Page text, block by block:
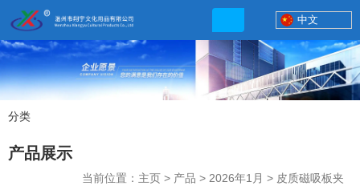
联系电话
中文
分类
产品展示
当前位置：主页 > 产品 > 2026年1月 > 皮质磁吸板夹